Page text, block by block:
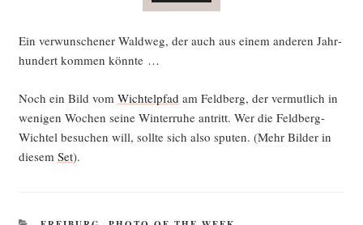
Ein ver­wun­sche­ner Wald­weg, der auch aus einem ande­ren Jahr­
hun­dert kom­men könnte …
Noch ein Bild vom Wich­tel­pfad am Feld­berg, der ver­mut­lich in
weni­gen Wochen sei­ne Win­ter­ru­he antritt. Wer die Feld­berg-
Wich­tel besu­chen will, soll­te sich also spu­ten. (Mehr Bil­der in
die­sem Set).